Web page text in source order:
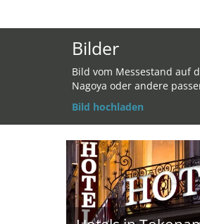
Bilder
Bild vom Messestand auf
Nagoya oder andere
Bild hochladen